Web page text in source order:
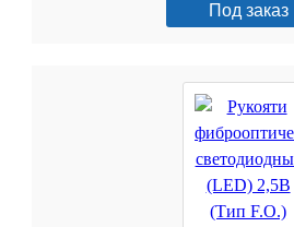
Под заказ